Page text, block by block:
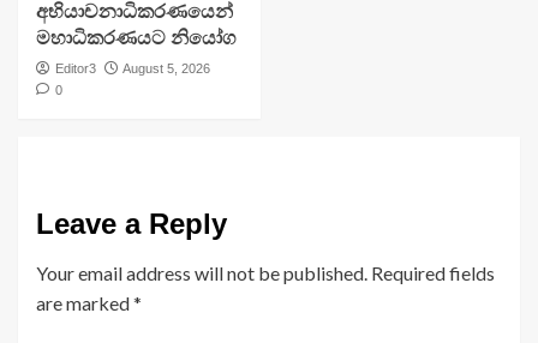
අභියාචනාධිකරණයෙන්
මහාධිකරණයට නියෝග
Editor3
August 5, 2026
0
Leave a Reply
Your email address will not be published. Required fields
are marked*